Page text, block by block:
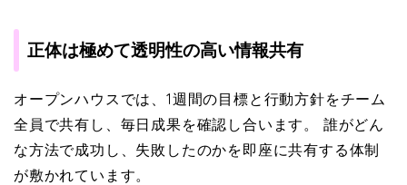
正体は極めて透明性の高い情報共有
オープンハウスでは、1週間の目標と行動方針をチーム
全員で共有し、毎日成果を確認し合います。 誰がどん
な方法で成功し、失敗したのかを即座に共有する体制
が敷かれています。